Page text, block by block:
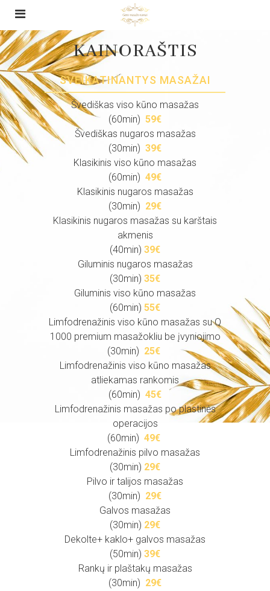
KAINORAŠTIS
SVEIKATINANTYS MASAŽAI
Švediškas viso kūno masažas
(60min) 59€
Švediškas nugaros masažas
(30min) 39€
Klasikinis viso kūno masažas
(60min) 49€
Klasikinis nugaros masažas
(30min) 29€
Klasikinis nugaros masažas su karštais
akmenis
(40min) 39€
Giluminis nugaros masažas
(30min) 35€
Giluminis viso kūno masažas
(60min) 55€
Limfodrenažinis viso kūno masažas su Q
1000 premium masažokliu be įvyniojimo
(30min) 25€
Limfodrenažinis viso kūno masažas
atliekamas rankomis
(60min) 45€
Limfodrenažinis masažas po plastinės
operacijos
(60min) 49€
Limfodrenažinis pilvo masažas
(30min) 29€
Pilvo ir talijos masažas
(30min) 29€
Galvos masažas
(30min) 29€
Dekolte+ kaklo+ galvos masažas
(50min) 39€
Rankų ir plaštakų masažas
(30min) 29€